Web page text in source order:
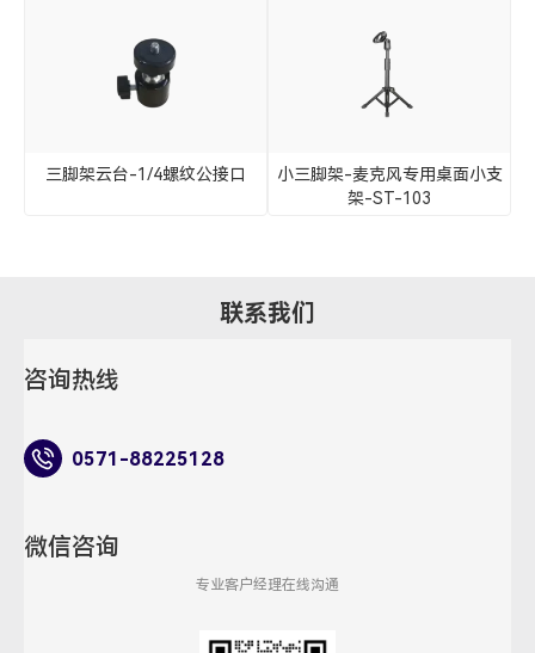
三脚架云台-1/4螺纹公接口
小三脚架-麦克风专用桌面小支
架-ST-103
联系我们
咨询热线
0571-88225128
微信咨询
专业客户经理在线沟通